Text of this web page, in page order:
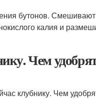
бутонов.
калия и
Чем